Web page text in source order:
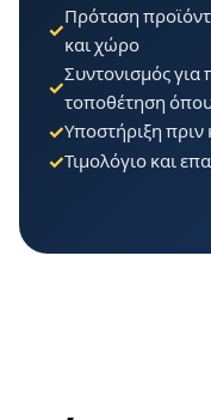
✓
Πρόταση
και χώρο
✓
Συντονισμός για
τοποθέτηση όπου
✓Υποστήριξη πριν
✓Τιμολόγιο και